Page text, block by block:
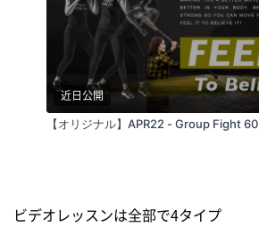
近日公開
【オリジナル】APR22 - Group Fight 60
ビデオレッスンは全部で4タイプ